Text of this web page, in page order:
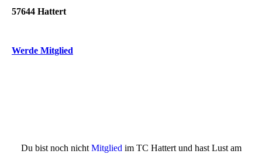
57644 Hattert
Werde Mitglied
Du bist noch nicht Mitglied im TC Hattert und hast Lust am